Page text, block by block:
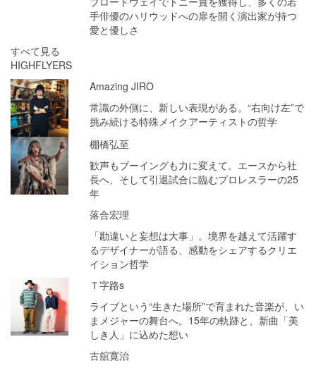
手俳優のハリウッドへの扉を開く演出家が持つ
愛と優しさ
すべて見る
HIGHFLYERS
Amazing JIRO
常識の外側に、新しい表現がある。“右向け左”で
挑み続ける特殊メイクアーティストの哲学
棚橋弘至
歓声もブーイングも力に変えて。エースから社
長へ、そして引退試合に臨むプロレスラーの25
年
落合宏理
「勘違いと妄想は大事」。境界を越えて活躍す
るデザイナーが語る、感動をシェアするクリエ
イション哲学
Ｔ字路s
ライブという“生きた場所”で育まれた音楽が、い
まメジャーの舞台へ。15年の軌跡と、新曲「美
しき人」に込めた想い
古舘寛治